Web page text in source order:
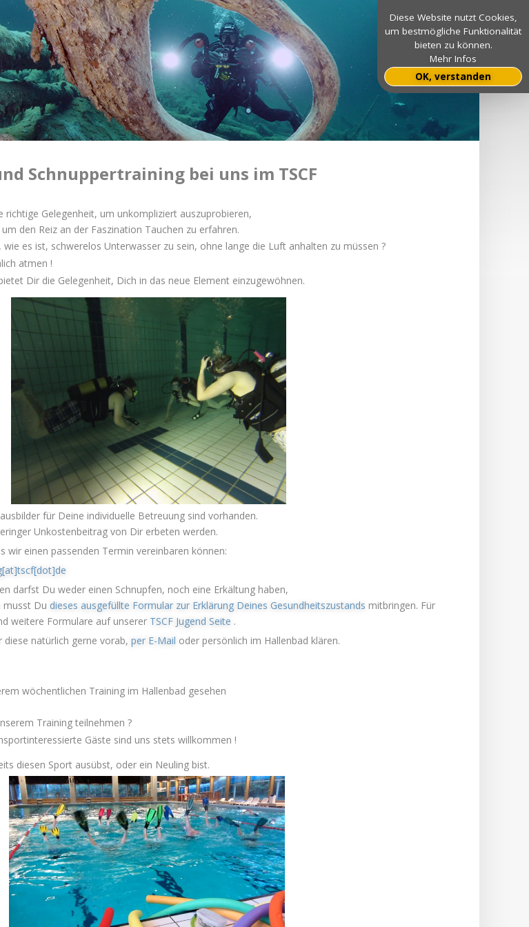
Schnuppertraining bei uns im TSCF
richtige Gelegenheit, um unkompliziert auszuprobieren,
den Reiz an der Faszination Tauchen zu erfahren.
es ist, schwerelos Unterwasser zu sein, ohne lange die Luft anhalten zu müssen ?
atmen !
Dir die Gelegenheit, Dich in das neue Element einzugewöhnen.
für Deine individuelle Betreuung sind vorhanden.
Unkostenbeitrag von Dir erbeten werden.
wir einen passenden Termin vereinbaren können:
darfst Du weder einen Schnupfen, noch eine Erkältung haben,
musst Du dieses ausgefüllte Formular zur Erklärung Deines Gesundheitszustands mitbringen. Für
weitere Formulare auf unserer TSCF Jugend Seite .
diese natürlich gerne vorab, per E-Mail oder persönlich im Hallenbad klären.
wöchentlichen Training im Hallenbad gesehen
Training teilnehmen ?
Gäste sind uns stets willkommen !
diesen Sport ausübst, oder ein Neuling bist.
Diese Website nutzt Cookies,
um bestmögliche Funktionalität
bieten zu können.
Mehr Infos
OK, verstanden